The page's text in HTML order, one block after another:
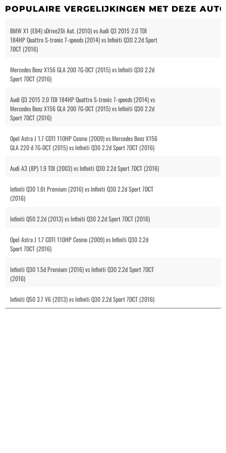
POPULAIRE VERGELIJKINGEN MET DEZE
BMW X1 (E84) sDrive20i Aut. (2010) vs Audi Q3 2015 2.0 TDI
184HP Quattro S-tronic 7-speeds (2014) vs Infiniti Q30 2.2d Sport
7DCT (2016)
Mercedes Benz X156 GLA 200 7G-DCT (2015) vs Infiniti Q30 2.2d
Sport 7DCT (2016)
Audi Q3 2015 2.0 TDI 184HP Quattro S-tronic 7-speeds (2014) vs
Mercedes Benz X156 GLA 200 7G-DCT (2015) vs Infiniti Q30 2.2d
Sport 7DCT (2016)
Opel Astra J 1.7 CDTI 110HP Cosmo (2009) vs Mercedes Benz X156
GLA 220 d 7G-DCT (2015) vs Infiniti Q30 2.2d Sport 7DCT (2016)
Audi A3 (8P) 1.9 TDI (2003) vs Infiniti Q30 2.2d Sport 7DCT (2016)
Infiniti Q30 1.6t Premium (2016) vs Infiniti Q30 2.2d Sport 7DCT
(2016)
Infiniti Q50 2.2d (2013) vs Infiniti Q30 2.2d Sport 7DCT (2016)
Opel Astra J 1.7 CDTI 110HP Cosmo (2009) vs Infiniti Q30 2.2d
Sport 7DCT (2016)
Infiniti Q30 1.5d Premium (2016) vs Infiniti Q30 2.2d Sport 7DCT
(2016)
Infiniti Q50 3.7 V6 (2013) vs Infiniti Q30 2.2d Sport 7DCT (2016)